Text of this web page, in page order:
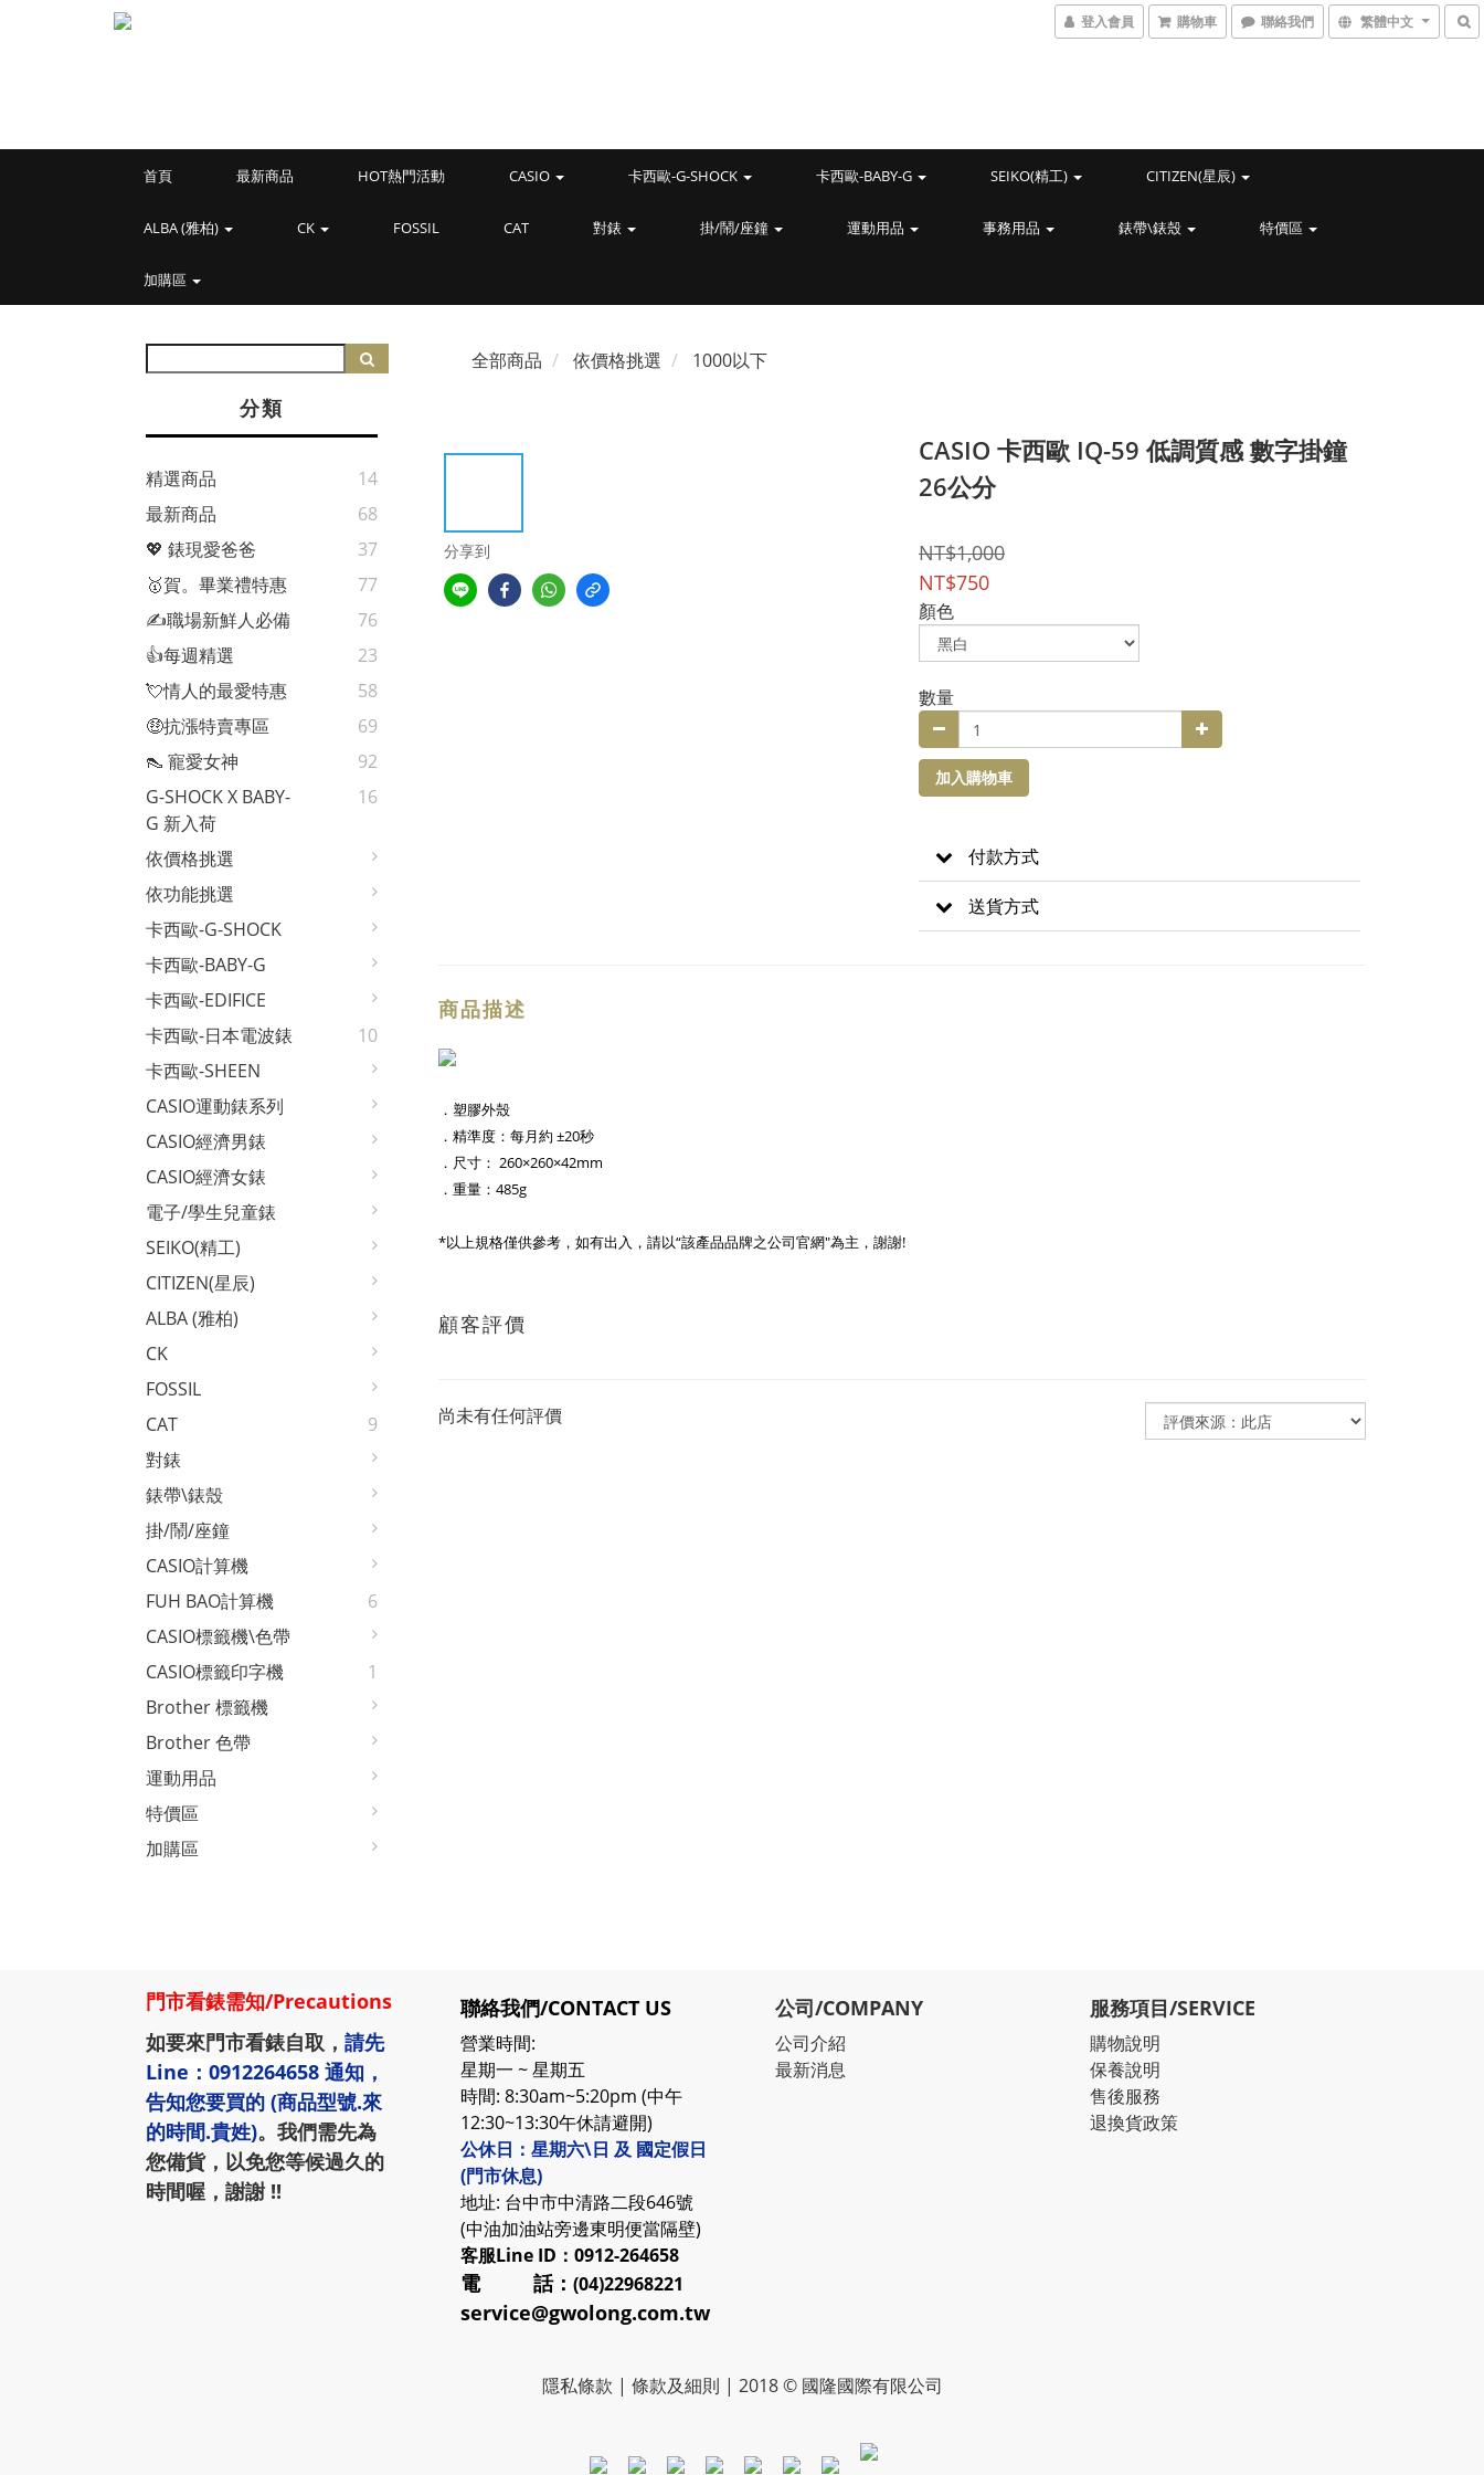
登入會員 購物車 聯絡我們 繁體中文
首頁 最新商品 HOT熱門活動 CASIO 卡西歐-G-SHOCK 卡西歐-BABY-G SEIKO(精工) CITIZEN(星辰)
ALBA (雅柏) CK FOSSIL CAT 對錶 掛/鬧/座鐘 運動用品 事務用品 錶帶\錶殼 特價區
加購區
分類
精選商品
14
最新商品
68
💖 錶現愛爸爸
37
🥇賀。畢業禮特惠
77
✍️職場新鮮人必備
76
👍每週精選
23
💘情人的最愛特惠
58
🤑抗漲特賣專區
69
👠 寵愛女神
92
G-SHOCK X BABY-
G 新入荷
16
依價格挑選
依功能挑選
卡西歐-G-SHOCK
卡西歐-BABY-G
卡西歐-EDIFICE
卡西歐-日本電波錶
10
卡西歐-SHEEN
CASIO運動錶系列
CASIO經濟男錶
CASIO經濟女錶
電子/學生兒童錶
SEIKO(精工)
CITIZEN(星辰)
ALBA (雅柏)
CK
FOSSIL
CAT
9
對錶
錶帶\錶殼
掛/鬧/座鐘
CASIO計算機
FUH BAO計算機
6
CASIO標籤機\色帶
CASIO標籤印字機
1
Brother 標籤機
Brother 色帶
運動用品
特價區
加購區
全部商品 依價格挑選 1000以下
分享到
CASIO 卡西歐 IQ-59 低調質感 數字掛鐘
26公分
NT$1,000
NT$750
顏色
數量
加入購物車
付款方式
送貨方式
商品描述
．塑膠外殼
．精準度：每月約 ±20秒
．尺寸： 260×260×42mm
．重量：485g
*以上規格僅供參考，如有出入，請以“該產品品牌之公司官網"為主，謝謝!
顧客評價
尚未有任何評價
門市看錶需知/Precautions
如要來門市看錶自取， 請先
Line：0912264658 通知，
告知您要買的 (商品型號.來
的時間.貴姓)。我們需先為
您備貨，以免您等候過久的
時間喔，謝謝 !!
聯絡我們/CONTACT US
營業時間:
星期一 ~ 星期五
時間: 8:30am~5:20pm (中午
12:30~13:30午休請避開)
公休日：星期六\日 及 國定假日
(門市休息)
地址: 台中市中清路二段646號
(中油加油站旁邊東明便當隔壁)
客服Line ID：0912-264658
電 話： (04)22968221
service@gwolong.com.tw
公司/COMPANY
公司介紹
最新消息
服務項目/SERVICE
購物說明
保養說明
售後服務
退換貨政策
隱私條款 | 條款及細則 | 2018 © 國隆國際有限公司